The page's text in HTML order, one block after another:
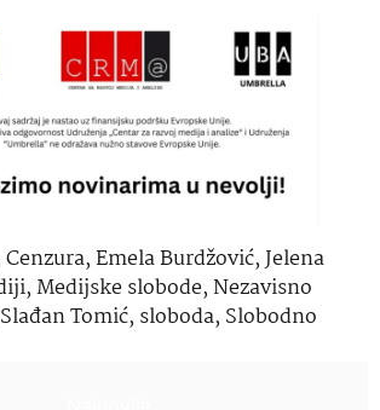
Cenzura,Emela Burdžović,Jelena
,Medijske slobode,Nezavisno
Slađan Tomić, sloboda, Slobodno